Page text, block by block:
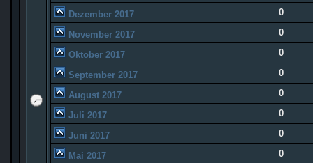
Dezember 2017 0
November 2017 0
Oktober 2017 0
September 2017 0
August 2017 0
Juli 2017 0
Juni 2017 0
Mai 2017 0